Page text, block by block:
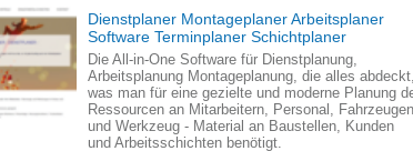
Dienstplaner Montageplaner Arbeitsplaner
Software Terminplaner Schichtplaner
Die All-in-One Software für Dienstplanung,
Arbeitsplanung Montageplanung, die alles abdeckt,
was man für eine gezielte und moderne Planung
Ressourcen an Mitarbeitern, Personal, Fahrzeugen
und Werkzeug - Material an Baustellen, Kunden
und Arbeitsschichten benötigt.